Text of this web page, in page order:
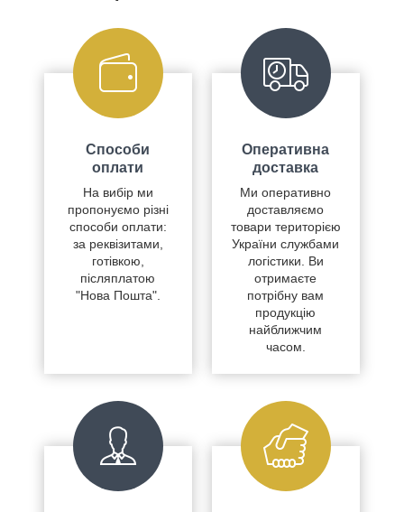
Способи
оплати
На вибір ми
пропонуємо різні
способи оплати:
за реквізитами,
готівкою,
післяплатою
"Нова Пошта".
Оперативна
доставка
Ми оперативно
доставляємо
товари територією
України службами
логістики. Ви
отримаєте
потрібну вам
продукцію
найближчим
часом.